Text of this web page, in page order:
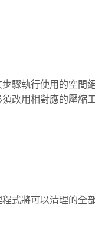
驟執行使用的空
改用相對應的壓
式將可以清理的全